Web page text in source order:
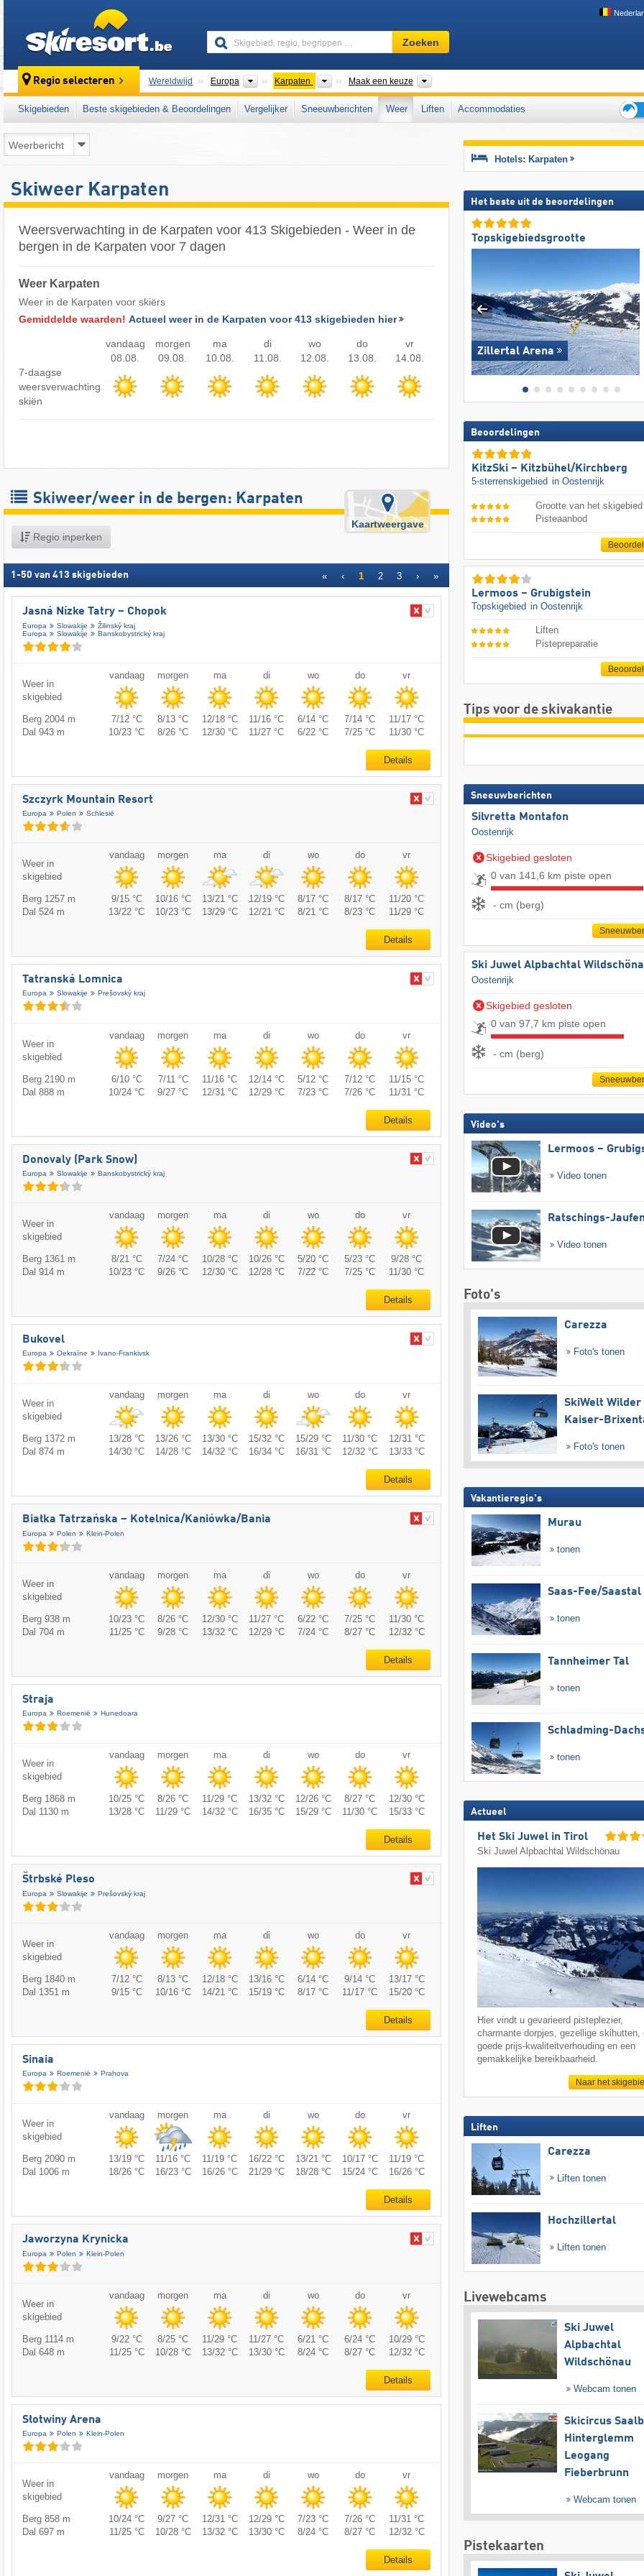
Skigebied,
regio,
…
Zoeken
Regio selecteren Wereldwijd Europa Continenten
Karpaten Bergketens
Maak een keuze
Skigebieden Beste skigebieden & Beoordelingen Vergelijker Sneeuwberichten Weer Liften
Accommodaties
voor
Skiweer Karpaten
Weersverwachting in de Karpaten voor 413 Skigebieden - Weer in de
bergen in de Karpaten voor 7 dagen
Weer Karpaten
Weer in de Karpaten voor skiërs
Gemiddelde waarden! Actueel weer in de Karpaten voor 413 skigebieden hier
vandaag
08.08.
morgen
09.08.
ma
10.08.
di
11.08.
wo
12.08.
do
13.08.
vr
14.08.
7-daagse
weersverwachting
skiën
Skiweer/weer in de bergen: Karpaten
Regio inperken
Kaartweergave
1 -50 van 413 skigebieden « ‹ 1 2 3 › »
Jasná Nízke Tatry – Chopok
Europa Slowakije
Žilinský kraj
Europa
Slowakije Banskobystrický kraj
Weer in
skigebied
vandaag morgen ma di wo do vr
Berg 2004 m 7/12 °C 8/13 °C 12/18 °C 11/16 °C 6/14 °C 7/14 °C
11/17 °C
Dal 943 m
10/23 °C 8/26 °C 12/30 °C 11/27 °C 6/22 °C 7/25 °C 11/30 °C
Details
Szczyrk Mountain Resort
Europa Polen Schlesië
Weer in
skigebied
vandaag morgen ma di wo do vr
Berg 1257 m 9/15 °C 10/16 °C 13/21 °C 12/19 °C 8/17 °C 8/17 °C
11/20 °C
Dal 524 m
13/22 °C 10/23 °C 13/29 °C 12/21 °C 8/21 °C 8/23 °C 11/29 °C
Details
Tatranská Lomnica
Europa Slowakije Prešovský kraj
Weer in
skigebied
vandaag morgen ma di wo do vr
Berg 2190 m 6/10 °C 7/11 °C 11/16 °C 12/14 °C 5/12 °C 7/12 °C
11/15 °C
Dal 888 m
10/24 °C 9/27 °C 12/31 °C 12/29 °C 7/23 °C 7/26 °C 11/31 °C
Details
Donovaly (Park Snow)
Europa Slowakije Banskobystrický kraj
Weer in
skigebied
vandaag morgen ma di wo do vr
Berg 1361 m 8/21 °C 7/24 °C 10/28 °C 10/26 °C 5/20 °C 5/23 °C
9/28 °C
Dal 914 m
10/23 °C 9/26 °C 12/30 °C 12/28 °C 7/22 °C 7/25 °C 11/30 °C
Details
Bukovel
Europa Oekraïne Ivano-Frankivsk
Weer in
skigebied
vandaag morgen ma di wo do vr
Berg 1372 m 13/28 °C 13/26 °C 13/30 °C 15/32 °C 15/29 °C 11/30 °C
12/31 °C
Dal 874 m
14/30 °C 14/28 °C 14/32 °C 16/34 °C 16/31 °C 12/32 °C 13/33 °C
Details
Białka Tatrzańska – Kotelnica/​Kaniówka/​Bania
Europa Polen Klein-Polen
Weer in
skigebied
vandaag morgen ma di wo do vr
Berg 938 m 10/23 °C 8/26 °C 12/30 °C 11/27 °C 6/22 °C 7/25 °C
11/30 °C
Dal 704 m
11/25 °C 9/28 °C 13/32 °C 12/29 °C 7/24 °C 8/27 °C 12/32 °C
Details
Straja
Europa Roemenië Hunedoara
Weer in
skigebied
vandaag morgen ma di wo do vr
Berg 1868 m 10/25 °C 8/26 °C 11/29 °C 13/32 °C 12/26 °C 8/27 °C
12/30 °C
Dal 1130 m
13/28 °C 11/29 °C 14/32 °C 16/35 °C 15/29 °C 11/30 °C 15/33 °C
Details
Štrbské Pleso
Europa Slowakije Prešovský kraj
Weer in
skigebied
vandaag morgen ma di wo do vr
Berg 1840 m 7/12 °C 8/13 °C 12/18 °C 13/16 °C 6/14 °C 9/14 °C
13/17 °C
Dal 1351 m
9/15 °C 10/16 °C 14/21 °C 15/19 °C 8/17 °C 11/17 °C 15/20 °C
Details
Sinaia
Europa Roemenië Prahova
Weer in
skigebied
vandaag morgen ma di wo do vr
Berg 2090 m 13/19 °C 11/16 °C 11/19 °C 16/22 °C 13/21 °C 10/17 °C
11/19 °C
Dal 1006 m
18/26 °C 16/23 °C 16/26 °C 21/29 °C 18/28 °C 15/24 °C 16/26 °C
Details
Jaworzyna Krynicka
Europa Polen Klein-Polen
Weer in
skigebied
vandaag morgen ma di wo do vr
Berg 1114 m 9/22 °C 8/25 °C 11/29 °C 11/27 °C 6/21 °C 6/24 °C
10/29 °C
Dal 648 m
11/25 °C 10/28 °C 13/32 °C 13/30 °C 8/24 °C 8/27 °C 12/32 °C
Details
Słotwiny Arena
Europa Polen Klein-Polen
Weer in
skigebied
vandaag morgen ma di wo do vr
Berg 858 m 10/24 °C 9/27 °C 12/31 °C 12/29 °C 7/23 °C 7/26 °C
11/31 °C
Dal 697 m
11/25 °C 10/28 °C 13/32 °C 13/30 °C 8/24 °C 8/27 °C 12/32 °C
Details
Hotels: Karpaten
Het beste uit de beoordelingen
Topskigebiedsgrootte
Zillertal Arena
Beoordelingen
KitzSki – Kitzbühel/​Kirchberg
5-sterrenskigebied in Oostenrijk
Grootte van het skigebied
Pisteaanbod
Lermoos – Grubigstein
Topskigebied in Oostenrijk
Liften
Pistepreparatie
Tips voor de skivakantie
Sneeuwberichten
Silvretta Montafon
Oostenrijk
Skigebied gesloten
0 van 141,6 km piste open
- cm (berg)
Ski Juwel Alpbachtal
Oostenrijk
Skigebied gesloten
0 van 97,7 km piste open
- cm (berg)
Video's
Lermoos –
Video tonen
Ratschings-
Video tonen
Foto's
Carezza
Foto's tonen
SkiWelt Wilder
Kaiser-
Foto's tonen
Vakantieregio's
Murau
tonen
Saas-Fee/​Saastal
tonen
Tannheimer Tal
tonen
Schladming-
tonen
Actueel
Het Ski Juwel in Tirol
Ski Juwel Alpbachtal Wildschönau
Hier vindt u gevarieerd pisteplezier,
charmante dorpjes, gezellige skihutten,
goede prijs-kwaliteitverhouding en een
gemakkelijke bereikbaarheid.
Naar het
Liften
Carezza
Liften tonen
Hochzillertal
Liften tonen
Livewebcams
Ski Juwel
Alpbachtal
Wildschönau
Webcam tonen
Skicircus
Hinterglemm
Leogang
Fieberbrunn
Webcam tonen
Pistekaarten